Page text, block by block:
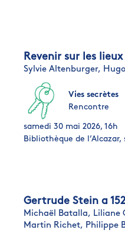
Revenir sur les lieux
Sylvie Altenburger,
Vies secrètes
Rencontre
samedi 30 mai 2026, 16h
Bibliothèque de
Gertrude Stein a
Michaël Batalla, Liliane
Martin Richet, Philippe